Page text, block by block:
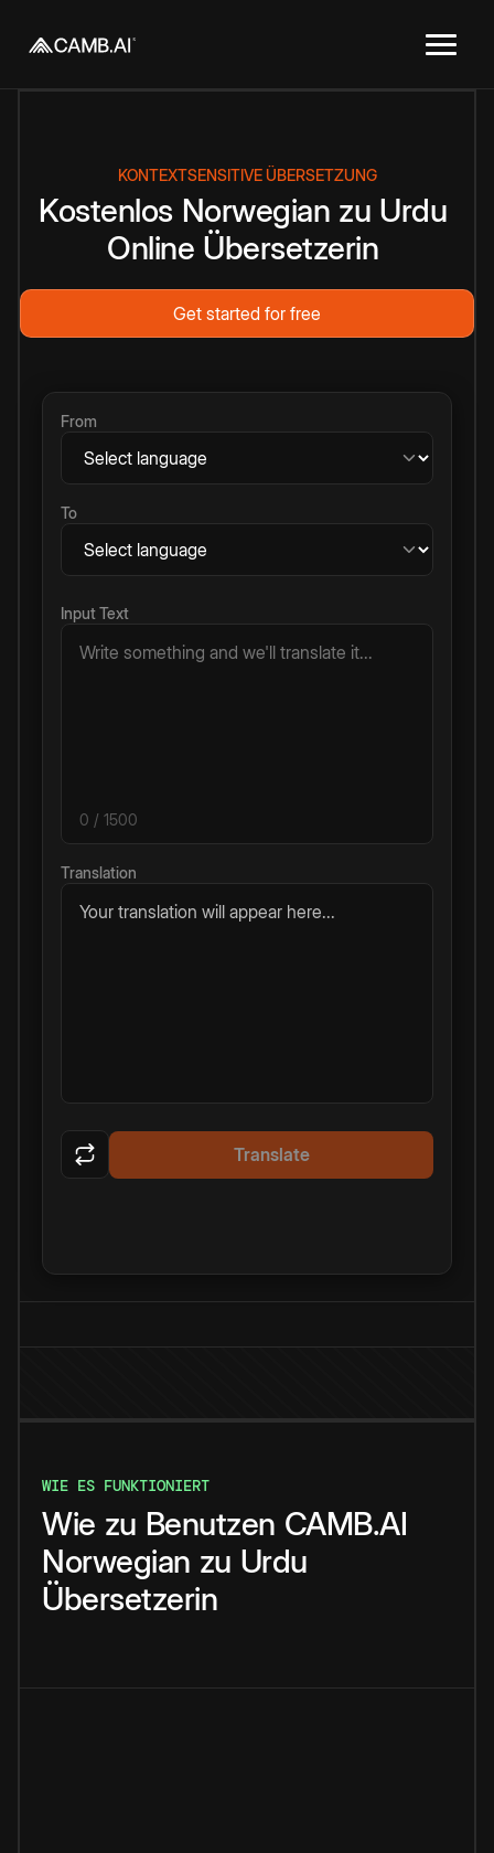
KONTEXTSENSITIVE ÜBERSETZUNG
Kostenlos Norwegian zu Urdu
Online Übersetzerin
Get started for free
From
To
Input Text
0 / 1500
Translation
Your translation will appear here...
Translate
WIE ES FUNKTIONIERT
Wie zu Benutzen CAMB.AI
Norwegian zu Urdu
Übersetzerin